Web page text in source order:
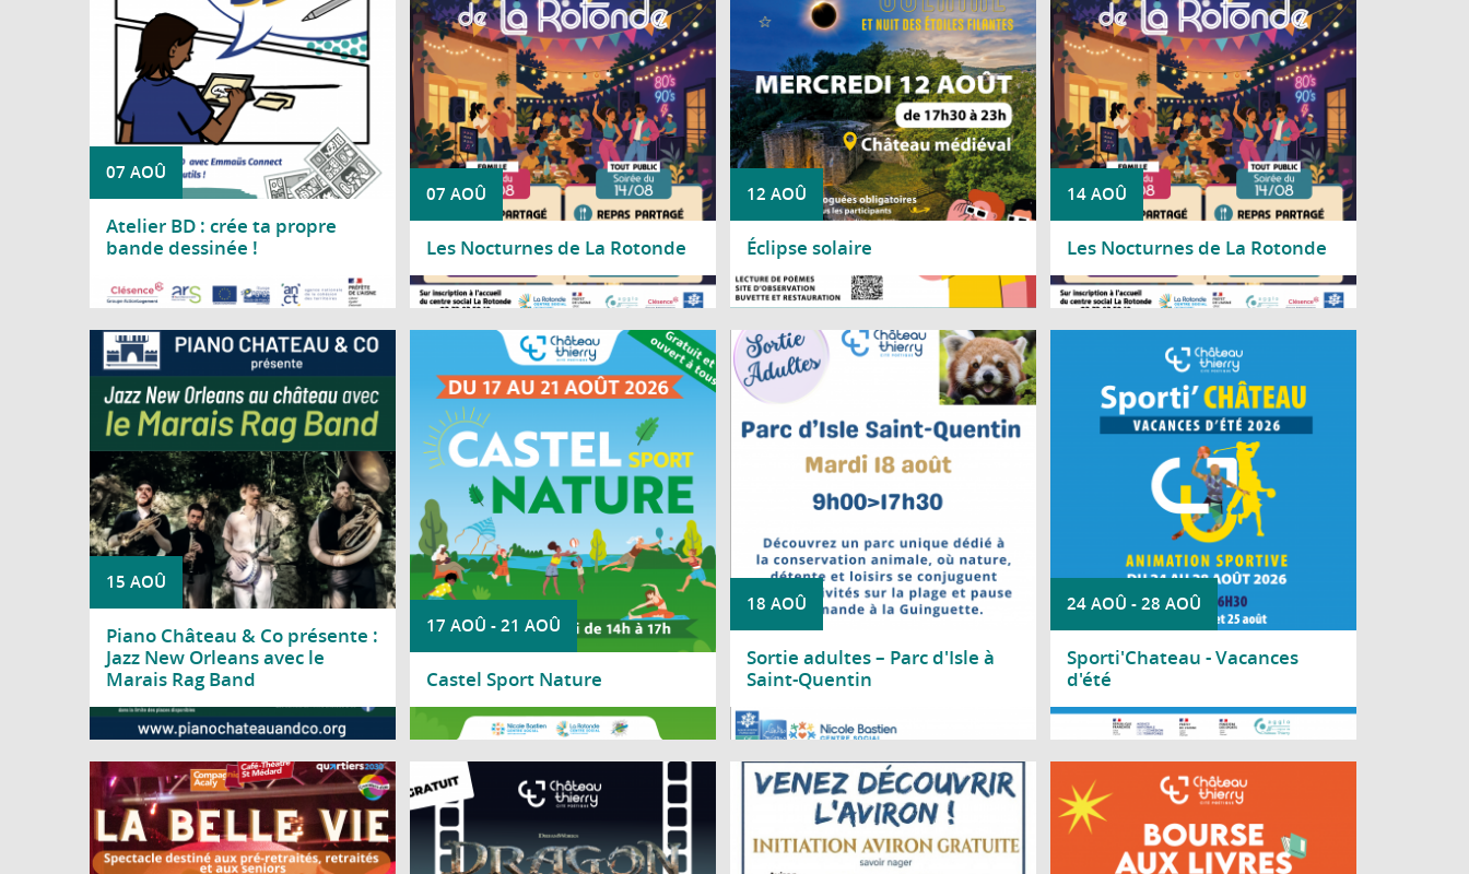
07 AOÛ
Atelier BD : crée ta propre
bande dessinée !
07 AOÛ
Les Nocturnes de La Rotonde
Lire la suite
12 AOÛ
Éclipse solaire
de 90 % du Soleil sera occulté par la Lune,
offrant un spectacle rare et fascinant.
Lire la suite
14 AOÛ
Les Nocturnes de La Rotonde
Lire la suite
15 AOÛ
Piano Château & Co présente :
Jazz New Orleans avec le
Marais Rag Band
Piano Château & Co vous invite à découvrir
le Marais Rag Band pour un concert
consacré au jazz traditionnel de La
Nouvelle-Orléans.
Lire la suite
17 AOÛ -21 AOÛ
Castel Sport Nature
Du 17 au 21 août 2026, le parc Saint-
Joseph accueille la deuxième édition de
Castel Sport Nature.
Lire la suite
18 AOÛ
Sortie adultes – Parc d'Isle à
Saint-Quentin
Le Centre social Nicole Bastien vous
propose une sortie au Parc d'Isle, à Saint-
Quentin, le mardi 18 août, de 9 h à 17 h 30.
24 AOÛ -28 AOÛ
Sporti'Chateau - Vacances
d'été
À chaque période de vacances scolaires, la
Ville de Château-Thierry invite les jeunes à
découvrir durant deux jours une multitude
d'activités sportives dans le cadre de
Sporti'Château.
Lire la suite
Le Centre social Nicole Bastien vous invite
à découvrir « La Belle Vie », un spectacle
de la Compagnie Acaly, spécialement
proposé aux pré-retraités, retraités et
Le château médiéval se transforme en
salle de cinéma à ciel ouvert le temps
d'une soirée estivale, le vendredi 28 août
à 21h30, au château médiéval
Le Club d'aviron de Château-Thierry vous
propose une journée d'initiation gratuite le
samedi 29 août 2026, de 10h à 18h, au
gymnase nautique, situé bords de Marne,
Le Conseil Municipal Jeunes de Château-
Thierry organise une bourse aux livres
scolaires à destination des lycéens.